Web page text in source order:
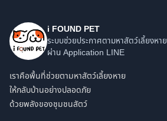
i FOUND PET
ระบบช่วยประกาศตามหาสัตว์เลี้ยงหาย
ผ่าน Application LINE
เราคือพื้นที่ช่วยตามหาสัตว์เลี้ยงหาย
ให้กลับบ้านอย่างปลอดภัย
ด้วยพลังของชุมชนสัตว์